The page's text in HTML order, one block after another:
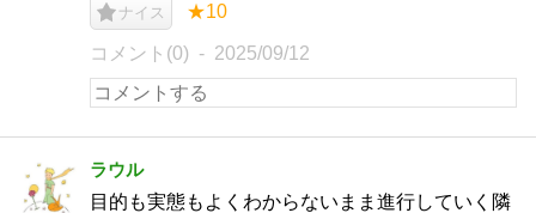
ナイス ★10
コメント(0) 2025/09/12
ラウル
目的も実態もよくわからないまま進行していく隣